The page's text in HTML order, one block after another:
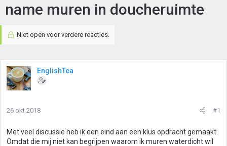
name muren in doucheruimte
Niet open voor verdere reacties.
EnglishTea
26 okt 2018 #1
Met veel discussie heb ik een eind aan een klus opdracht gemaakt.
Omdat die mij niet kan begrijpen waarom ik muren waterdicht wil